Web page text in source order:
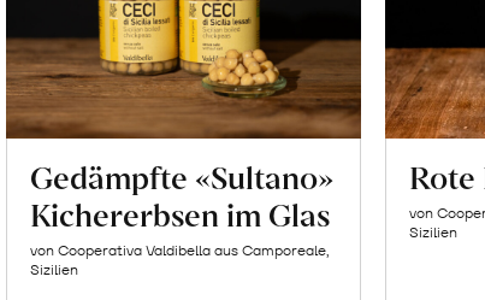
Gedämpfte «Sultano»
Kichererbsen im Glas
von Cooperativa Valdibella aus Camporeale,
Sizilien
Rote
von
Sizilien